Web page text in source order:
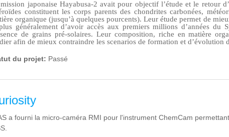
japonaise Hayabusa-2 avait pour objectif l’étude et le retour
constituent les corps parents des chondrites carbonées,
organique (jusqu’à quelques pourcents). Leur étude permet de
généralement d’avoir accès aux premiers millions d’années du
de grains pré-solaires. Leur composition, riche en matière
afin de mieux contraindre les scenarios de formation et d’évolution
du projet: Passé
a fourni la micro-caméra RMI pour l'instrument ChemCam